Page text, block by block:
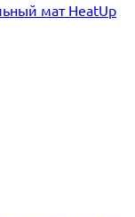
мат HeatUp